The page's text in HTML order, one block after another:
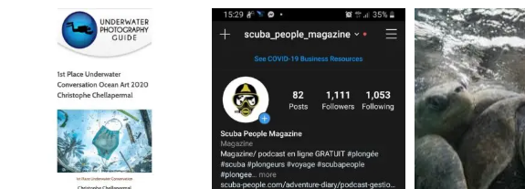
scuba_people_magazine
Jan 17
scuba_people_magazine
Nov 5 Nov 5